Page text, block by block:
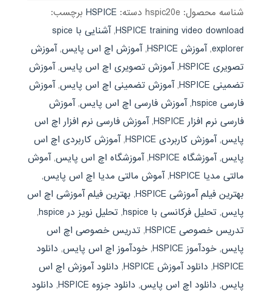
شناسه محصول: hspic20e دسته: HSPICE برچسب:
HSPICE training video download
,
آشنایی با spice
explorer
,آموزش HSPICE ,آموزش اچ اس پایس,آموزش
تصویری HSPICE
,آموزش تصویری اچ اس پایس,آموزش
تضمینی HSPICE
,آموزش تضمینی اچ اس پایس,آموزش
فارسی hspice
,آموزش فارسی اچ اس پایس,آموزش
فارسی نرم افزار HSPICE
,آموزش فارسی نرم افزار اچ اس
پایس,آموزش کاربردی HSPICE ,آموزش کاربردی اچ اس
پایس,آموزشگاه HSPICE ,آموزشگاه اچ اس پایس,آموش
مالتی مدیا HSPICE
,آموش مالتی مدیا اچ اس پایس,
بهترین فیلم آموزشی HSPICE
, بهترین فیلم آموزشی اچ اس
پایس, تحلیل فرکانسی با hspice , تحلیل نویز در hspice
,
تدریس خصوصی HSPICE
, تدریس خصوصی اچ اس
پایس, خودآموز HSPICE , خودآموز اچ اس پایس, دانلود
HSPICE
, دانلود آموزش HSPICE , دانلود آموزش اچ اس
پایس, دانلود اچ اس پایس, دانلود جزوه HSPICE , دانلود